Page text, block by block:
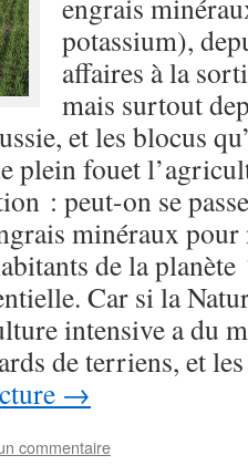
engrais
potassium),
affaires à la
mais surtout
et les blocus
plein fouet
: peut-on se
minéraux
de la
Car si la
intensive a du
de terriens, et les
→
commentaire